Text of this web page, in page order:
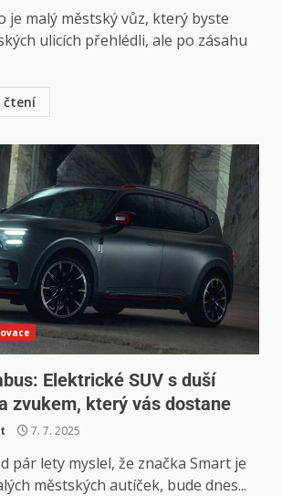
je malý městský vůz, který byste
ulicích přehlédli, ale po zásahu
čtení
Elektrické SUV s duší
zvukem, který vás dostane
7. 7. 2025
pár lety myslel, že značka Smart je
městských autíček, bude dnes...